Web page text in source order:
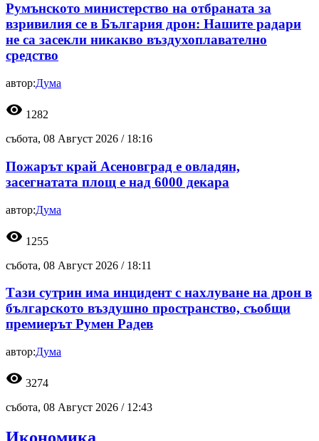
Румънското министерство на отбраната за
взривилия се в България дрон: Нашите радари
не са засекли никакво въздухоплавателно
средство
автор:Дума
visibility 1282
събота, 08 Август 2026 / 18:16
Пожарът край Асеновград е овладян,
засегнатата площ е над 6000 декара
автор:Дума
visibility 1255
събота, 08 Август 2026 / 18:11
Тази сутрин има инцидент с нахлуване на дрон в
българското въздушно пространство, съобщи
премиерът Румен Радев
автор:Дума
visibility 3274
събота, 08 Август 2026 / 12:43